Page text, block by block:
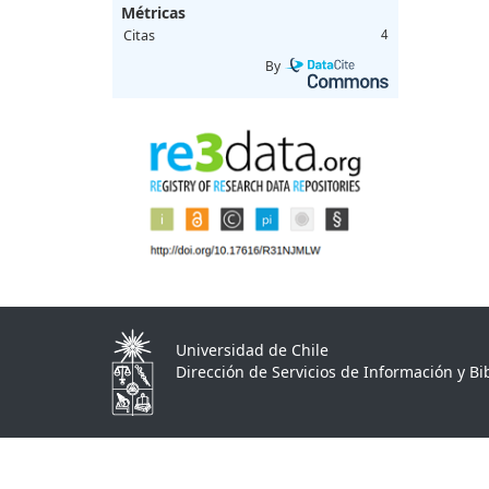
Métricas
Citas 4
By
Universidad de Chile
Dirección de Servicios de Información y